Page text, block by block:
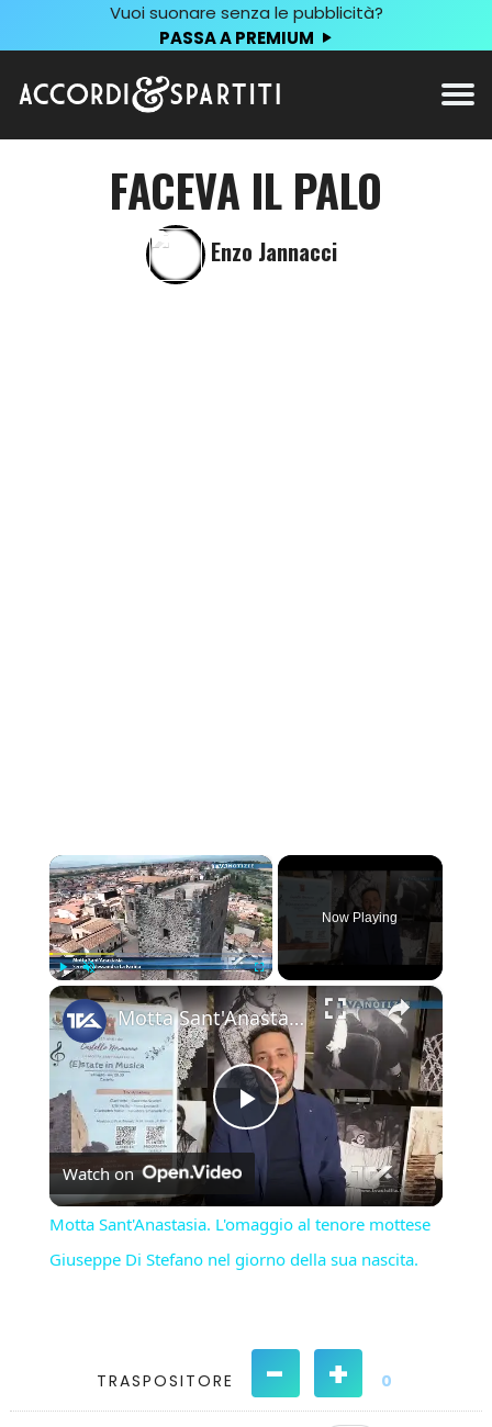
Vuoi suonare senza le pubblicità?
PASSA A PREMIUM
FACEVA IL PALO
Enzo Jannacci
×
Play Unmute Fullscreen
Now Playing
×
Play
Video
Motta Sant'Anastasia. L'omaggio al tenore mottese Giuseppe Di Stefano nel giorno della sua nascita.
Watch on
Motta Sant'Anastasia. L'omaggio al tenore mottese
Giuseppe Di Stefano nel giorno della sua nascita.
TRASPOSITORE - + 0